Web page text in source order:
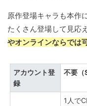
原作登場キャラも本作
たくさん登場して見応
やオンラインならでは
アカウント登
録
不要（
1人で